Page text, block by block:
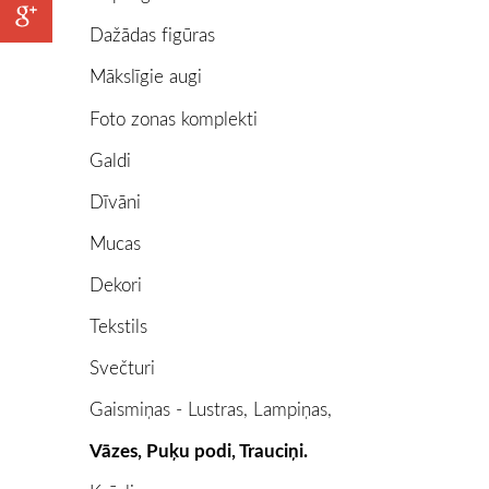
Dažādas figūras
Mākslīgie augi
Foto zonas komplekti
Galdi
Dīvāni
Mucas
Dekori
Tekstils
Svečturi
Gaismiņas - Lustras, Lampiņas,
Vāzes, Puķu podi, Trauciņi.